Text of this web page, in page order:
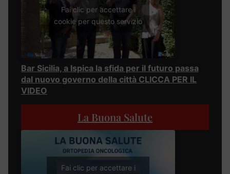
Fai clic per accettare i
cookie per questo servizio
Bar Sicilia, a Ispica la sfida per il futuro passa
dal nuovo governo della città CLICCA PER IL
VIDEO
La Buona Salute
Fai clic per accettare i